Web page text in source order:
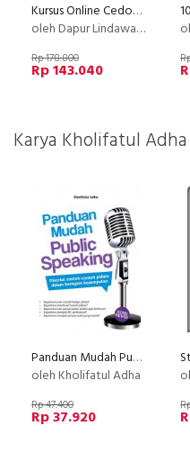
Kursus Online Cedok Jelly Dapur Lindawaty PU
oleh Dapur Lindawaty
Rp 178.800
Rp 143.040
Karya Kholifatul
Panduan Mudah Public Speaking (2017)
oleh Kholifatul Adha
Rp 47.400
Rp 37.920